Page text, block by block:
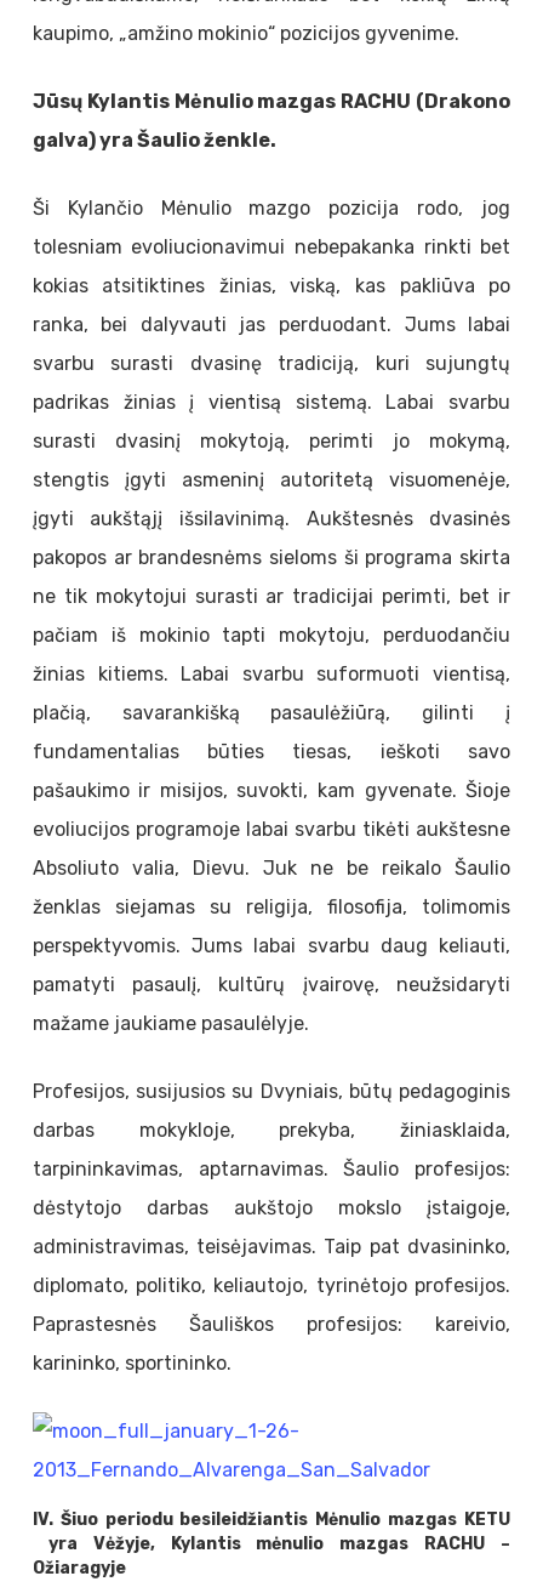
kaupimo, „amžino mokinio“ pozicijos gyvenime.
Jūsų Kylantis Mėnulio mazgas RACHU (Drakono
galva) yra Šaulio ženkle.
Ši Kylančio Mėnulio mazgo pozicija rodo, jog
tolesniam evoliucionavimui nebepakanka rinkti bet
kokias atsitiktines žinias, viską, kas pakliūva po
ranka, bei dalyvauti jas perduodant. Jums labai
svarbu surasti dvasinę tradiciją, kuri sujungtų
padrikas žinias į vientisą sistemą. Labai svarbu
surasti dvasinį mokytoją, perimti jo mokymą,
stengtis įgyti asmeninį autoritetą visuomenėje,
įgyti aukštąjį išsilavinimą. Aukštesnės dvasinės
pakopos ar brandesnėms sieloms ši programa skirta
ne tik mokytojui surasti ar tradicijai perimti, bet ir
pačiam iš mokinio tapti mokytoju, perduodančiu
žinias kitiems. Labai svarbu suformuoti vientisą,
plačią, savarankišką pasaulėžiūrą, gilinti į
fundamentalias būties tiesas, ieškoti savo
pašaukimo ir misijos, suvokti, kam gyvenate. Šioje
evoliucijos programoje labai svarbu tikėti aukštesne
Absoliuto valia, Dievu. Juk ne be reikalo Šaulio
ženklas siejamas su religija, filosofija, tolimomis
perspektyvomis. Jums labai svarbu daug keliauti,
pamatyti pasaulį, kultūrų įvairovę, neužsidaryti
mažame jaukiame pasaulėlyje.
Profesijos, susijusios su Dvyniais, būtų pedagoginis
darbas mokykloje, prekyba, žiniasklaida,
tarpininkavimas, aptarnavimas. Šaulio profesijos:
dėstytojo darbas aukštojo mokslo įstaigoje,
administravimas, teisėjavimas. Taip pat dvasininko,
diplomato, politiko, keliautojo, tyrinėtojo profesijos.
Paprastesnės Šauliškos profesijos: kareivio,
karininko, sportininko.
IV. Šiuo periodu besileidžiantis Mėnulio mazgas KETU
yra Vėžyje, Kylantis mėnulio mazgas RACHU –
Ožiaragyje